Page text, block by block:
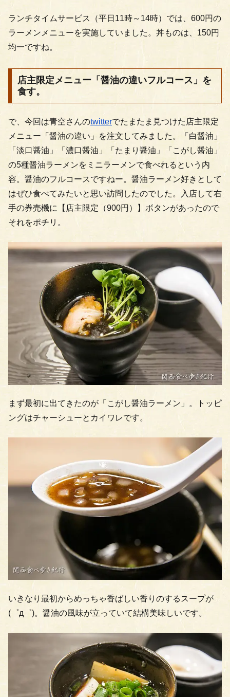
ランチタイムサービス（平日11時～14時）では、600円の
ラーメンメニューを実施していました。丼ものは、150円
均一ですね。
店主限定メニュー「醤油の違いフルコース」を
食す。
で、今回は青空さんのtwitterでたまたま見つけた店主限定
メニュー「醤油の違い」を注文してみました。「白醤油」
「淡口醤油」「濃口醤油」「たまり醤油」「こがし醤油」
の5種醤油ラーメンをミニラーメンで食べれるという内
容。醤油のフルコースですねー。醤油ラーメン好きとして
はぜひ食べてみたいと思い訪問したのでした。
入店して右
手の券売機に【店主限定（900円）】ボタンがあったので
それをポチリ。
まず最初に出てきたのが「こがし醤油ラーメン」。トッピ
ングはチャーシューとカイワレです。
いきなり最初からめっちゃ香ばしい香りのするスープが
(゜д゜)。醤油の風味が立っていて結構美味しいです。